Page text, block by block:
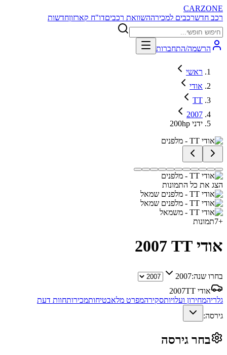
CARZONE
רכב חדשרכבים למכירההשוואת רכביםדו"ח קארזוןחדשות
הרשמה/התחברות
ראשי
אודי
TT
2007
200hp ידני
הצג את כל התמונות
+
7תמונות
אודי TT 2007
בחרו שנה:2007
אודי TT
2007
גלריהמחירון ועלויותסקירהמפרט מלאבטיחותמכירותחוות דעת
גירסה:
בחר גירסה